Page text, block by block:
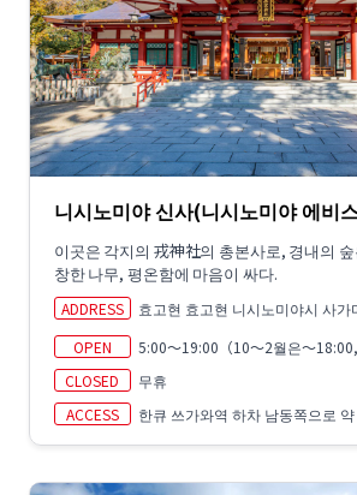
니시노미야 신사(니시노미야 에비
이곳은 각지의 戎神社의 총본사로, 경내의
창한 나무, 평온함에 마음이 싸다.
ADDRESS
효고현 효고현 니시노미야시 사가
OPEN
5:00～19:00（10～2월은～
CLOSED
무휴
ACCESS
한큐 쓰가와역 하차 남동쪽으로